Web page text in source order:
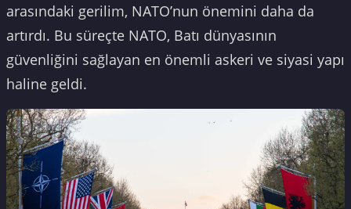
arasındaki gerilim, NATO’nun önemini daha da
artırdı. Bu süreçte NATO, Batı dünyasının
güvenliğini sağlayan en önemli askeri ve siyasi yapı
haline geldi.